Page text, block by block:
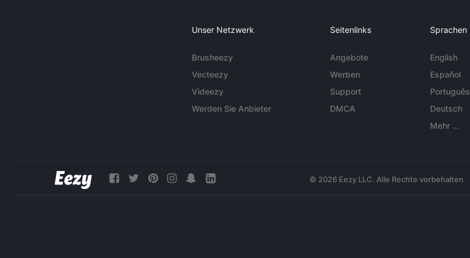
Unser Netzwerk
Brusheezy
Vecteezy
Videezy
Werden Sie Anbieter
Seitenlinks
Angebote
Werben
Support
DMCA
Sprachen
English
Español
Português
Deutsch
Mehr ...
© 2026 Eezy LLC. Alle Rechte vorbehalten